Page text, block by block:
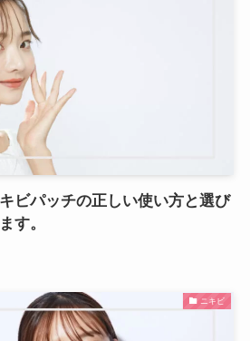
ビパッチの正しい使い方と選び
す。
ニキビ